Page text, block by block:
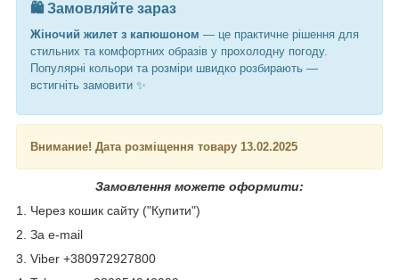
🛍️ Замовляйте зараз
Жіночий жилет з капюшоном — це практичне рішення для
стильних та комфортних образів у прохолодну погоду.
Популярні кольори та розміри швидко розбирають —
встигніть замовити ✨
Внимание! Дата розміщення товару 13.02.2025
Замовлення можете оформити:
1. Через кошик сайту ("Купити")
2. За e-mail
3. Viber +380972927800